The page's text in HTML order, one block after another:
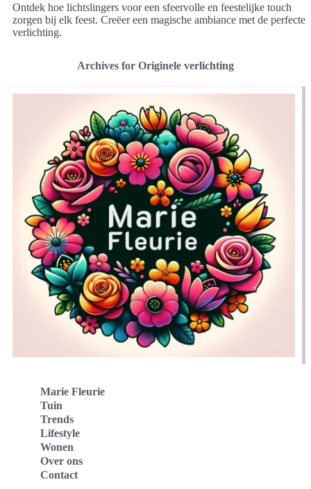
Ontdek hoe lichtslingers voor een sfeervolle en feestelijke touch
zorgen bij elk feest. Creëer een magische ambiance met de perfecte
verlichting.
Archives for Originele verlichting
Marie Fleurie
Tuin
Trends
Lifestyle
Wonen
Over ons
Contact